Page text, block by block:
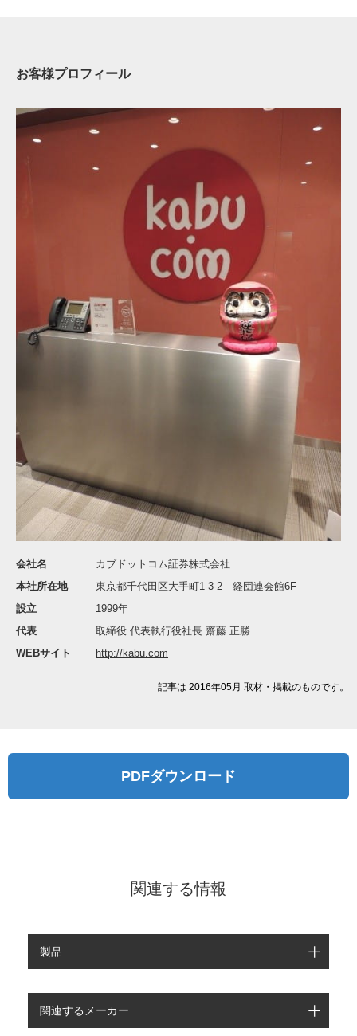
お客様プロフィール
会社名
カブドットコム証券株式会社
本社所在地
東京都千代田区大手町1-3-2 経団連会館6F
設立
1999年
代表
取締役 代表執行役社長 齋藤 正勝
WEBサイト
http://kabu.com
記事は 2016年05月 取材・掲載のものです。
PDFダウンロード
関連する情報
製品
関連するメーカー